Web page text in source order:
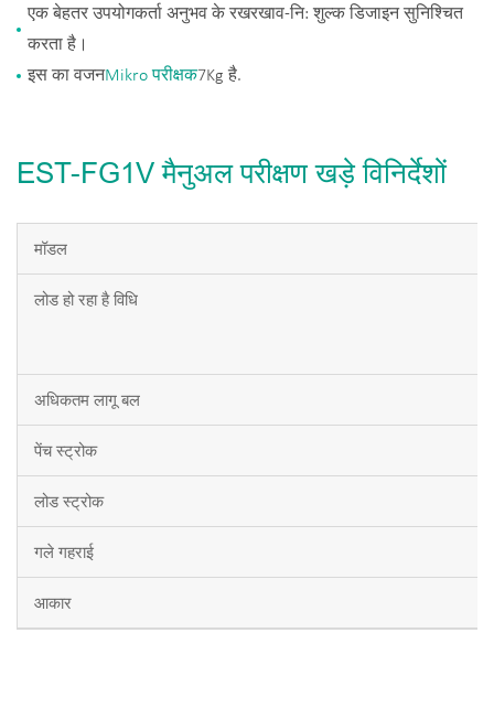
एक बेहतर उपयोगकर्ता अनुभव के रखरखाव-नि: शुल्क डिजाइन सुनिश्चित
करता है।
इस का वजनMikro परीक्षक7Kg है.
EST-FG1V मैनुअल परीक्षण खड़े विनिर्देशों
मॉडल
लोड हो रहा है विधि
अधिकतम लागू बल
पेंच स्ट्रोक
लोड स्ट्रोक
गले गहराई
आकार